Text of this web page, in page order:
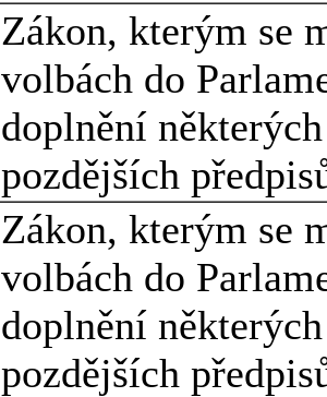
Zákon, kterým se
volbách do
doplnění
pozdějších
Zákon, kterým se
volbách do
doplnění
pozdějších